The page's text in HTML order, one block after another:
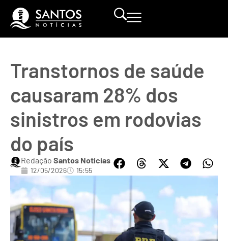
Transtornos de saúde
causaram 28% dos
sinistros em rodovias
do país
Redação Santos Notícias
12/05/2026 15:55